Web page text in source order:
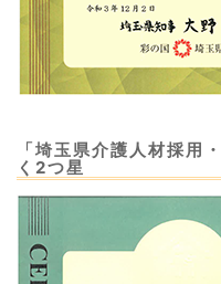
「埼玉県介護人材採用
く2つ星